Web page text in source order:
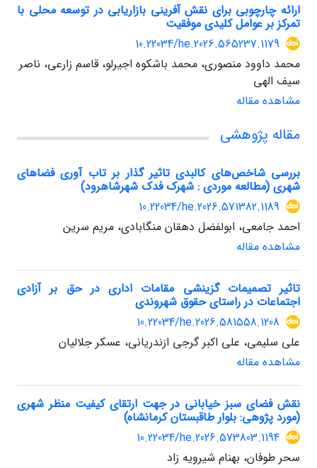
ارائه چارچوبی برای نقش آفرینی بازاریابی در توسعه محلی با
تمرکز بر عوامل کلیدی موفقیت
10.22034/he.2026.565237.1179
محمد داوود منصوری، محمد باشکوه اجیرلو، قاسم زارعی، ناصر
سیف الهی
مشاهده مقاله
مقاله پژوهشی
بررسی شاخص‌های کالبدی تاثیر گذار بر تاب آوری فضاهای
شهری (مطالعه موردی : شهرک فدک شهرشاهرود)
10.22034/he.2026.571382.1189
احمد جامعی، ابولفضل دهقان منگابادی، مریم سرین
مشاهده مقاله
تاثیر تصمیمات گزینشی مقامات اداری در حق بر آزادی
اجتماعات در راستای حقوق شهروندی
10.22034/he.2026.581558.1208
علی سلیمی، علی اکبر گرجی ازندریانی، عسکر جلالیان
مشاهده مقاله
نقش فضای سبز خیابانی در جهت ارتقای کیفیت منظر شهری
(مورد پژوهی: بلوار طاقبستان کرمانشاه)
10.22034/he.2026.573803.1194
سحر طوفان، بهنام شیرویه زاد